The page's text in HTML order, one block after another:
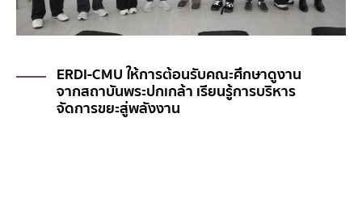
ERDI-CMU ให้การต้อนรับคณะศึกษาดูงาน
จากสถาบันพระปกเกล้า เรียนรู้การบริหาร
จัดการขยะสู่พลังงาน